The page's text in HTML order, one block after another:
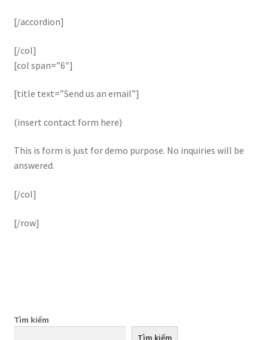
[/accordion]
[/col]
[col span=”6″]
[title text=”Send us an email”]
(insert contact form here)
This is form is just for demo purpose. No inquiries will be
answered.
[/col]
[/row]
Tìm kiếm